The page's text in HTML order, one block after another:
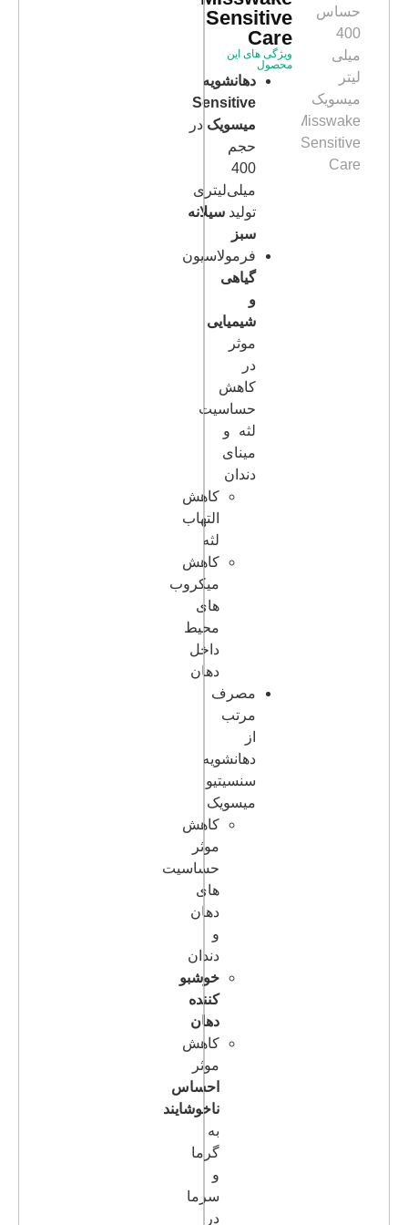
Sensitive
Care
ویژگی های این
محصول
دهانشویه
Sensitive
میسویک در
حجم
400
میلی‌لیتری
تولید سیلانه
سبز
فرمولاسیون
گیاهی
و
شیمیایی
موثر
در
کاهش
حساسیت
لثه و
مینای
دندان
کاهش
التهاب
لثه
کاهش
میکروب
های
محیط
داخل
دهان
مصرف
مرتب
از
دهانشویه
سنسیتیو
میسویک
کاهش
موثر
حساسیت
های
دهان
و
دندان
خوشبو
کننده
دهان
کاهش
موثر
احساس
ناخوشایند
به
گرما
و
سرما
در